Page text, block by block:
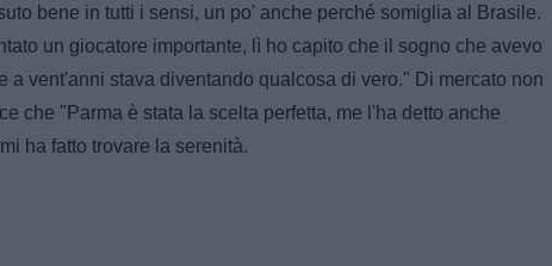
bene in tutti i sensi, un po' anche perché somiglia al Brasile.
un giocatore importante, lì ho capito che il sogno che avevo
a vent'anni stava diventando qualcosa di vero." Di mercato non
che "Parma è stata la scelta perfetta, me l'ha detto anche
ha fatto trovare la serenità.